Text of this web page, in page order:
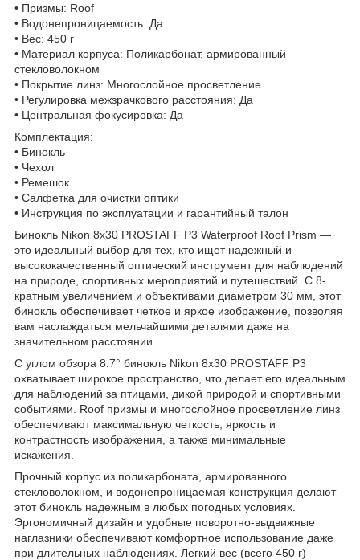
• Призмы: Roof
• Водонепроницаемость: Да
• Вес: 450 г
• Материал корпуса: Поликарбонат, армированный
стекловолокном
• Покрытие линз: Многослойное просветление
• Регулировка межзрачкового расстояния: Да
• Центральная фокусировка: Да
Комплектация:
• Бинокль
• Чехол
• Ремешок
• Салфетка для очистки оптики
• Инструкция по эксплуатации и гарантийный талон
Бинокль Nikon 8x30 PROSTAFF P3 Waterproof Roof Prism —
это идеальный выбор для тех, кто ищет надежный и
высококачественный оптический инструмент для наблюдений
на природе, спортивных мероприятий и путешествий. С 8-
кратным увеличением и объективами диаметром 30 мм, этот
бинокль обеспечивает четкое и яркое изображение, позволяя
вам наслаждаться мельчайшими деталями даже на
значительном расстоянии.
С углом обзора 8.7° бинокль Nikon 8x30 PROSTAFF P3
охватывает широкое пространство, что делает его идеальным
для наблюдений за птицами, дикой природой и спортивными
событиями. Roof призмы и многослойное просветление линз
обеспечивают максимальную четкость, яркость и
контрастность изображения, а также минимальные
искажения.
Прочный корпус из поликарбоната, армированного
стекловолокном, и водонепроницаемая конструкция делают
этот бинокль надежным в любых погодных условиях.
Эргономичный дизайн и удобные поворотно-выдвижные
наглазники обеспечивают комфортное использование даже
при длительных наблюдениях. Легкий вес (всего 450 г)